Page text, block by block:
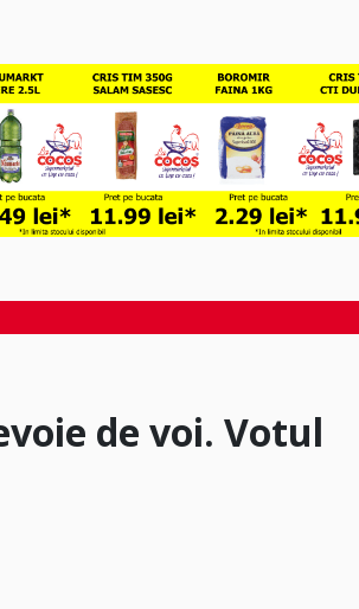
de voi. Votul